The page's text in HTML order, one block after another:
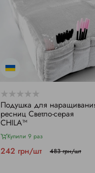
Подушка для
ресниц Светло-серая
CHILA™
Купили 9 раз
242 грн/шт 483 грн/шт